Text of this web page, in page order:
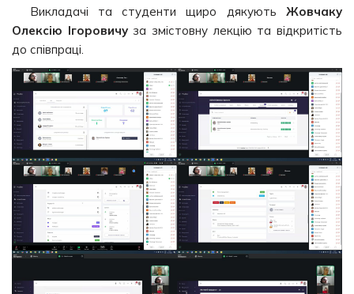
Викладачі та студенти щиро дякують Жовчаку
Олексію Ігоровичуза змістовну лекцію та відкритість
до співпраці.